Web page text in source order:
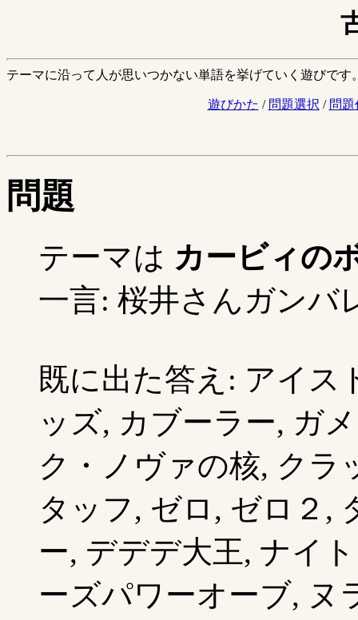
テーマに沿って人が思いつかない単語を挙げていく遊びです
遊びかた / 問題選択 / 問題
問題
テーマは カービィの
一言: 桜井さんガンバ
既に出た答え: アイス
ッズ, カブーラー, ガ
ク・ノヴァの核, クラ
タッフ, ゼロ, ゼロ２,
ー, デデデ大王, ナイ
ーズパワーオーブ, ヌ